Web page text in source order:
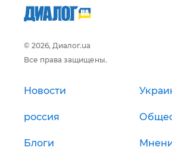
© 2026, Диалог.ua
Все права защищены.
Новости
россия
Блоги